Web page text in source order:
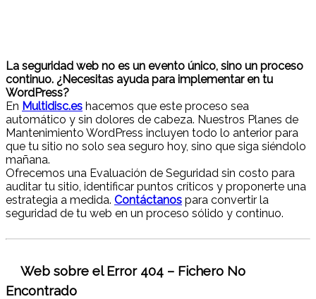
La seguridad web no es un evento único, sino un proceso
continuo. ¿Necesitas ayuda para implementar en tu
WordPress?
En Multidisc.es hacemos que este proceso sea
automático y sin dolores de cabeza. Nuestros Planes de
Mantenimiento WordPress incluyen todo lo anterior para
que tu sitio no solo sea seguro hoy, sino que siga siéndolo
mañana.
Ofrecemos una Evaluación de Seguridad sin costo para
auditar tu sitio, identificar puntos críticos y proponerte una
estrategia a medida. Contáctanos para convertir la
seguridad de tu web en un proceso sólido y continuo.
Web sobre el Error 404 – Fichero No
Encontrado